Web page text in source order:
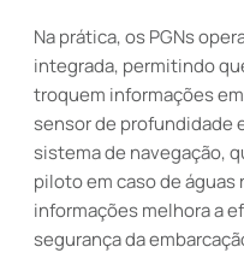
Na prática, os PGNs
integrada, permitindo
troquem informações
sensor de profundidade
sistema de navegação,
piloto em caso de
informações melhora a
segurança da